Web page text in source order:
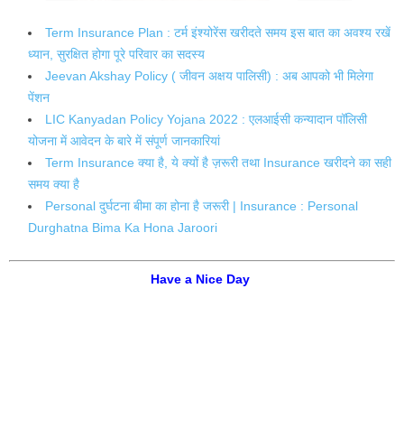
Term Insurance Plan : टर्म इंश्योरेंस खरीदते समय इस बात का अवश्य रखें
ध्यान, सुरक्षित होगा पूरे परिवार का सदस्य
Jeevan Akshay Policy ( जीवन अक्षय पालिसी) : अब आपको भी मिलेगा
पेंशन
LIC Kanyadan Policy Yojana 2022 : एलआईसी कन्यादान पॉलिसी
योजना में आवेदन के बारे में संपूर्ण जानकारियां
Term Insurance क्या है, ये क्यों है ज़रूरी तथा Insurance खरीदने का सही
समय क्या है
Personal दुर्घटना बीमा का होना है जरूरी | Insurance : Personal
Durghatna Bima Ka Hona Jaroori
Have a Nice Day